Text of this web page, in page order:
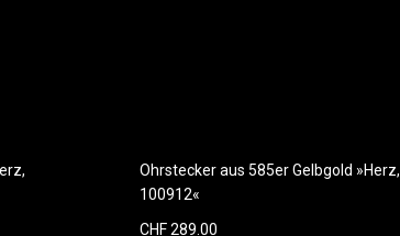
Ohrstecker aus 585er Gelbgold »Herz,
100912«
CHF 289.00